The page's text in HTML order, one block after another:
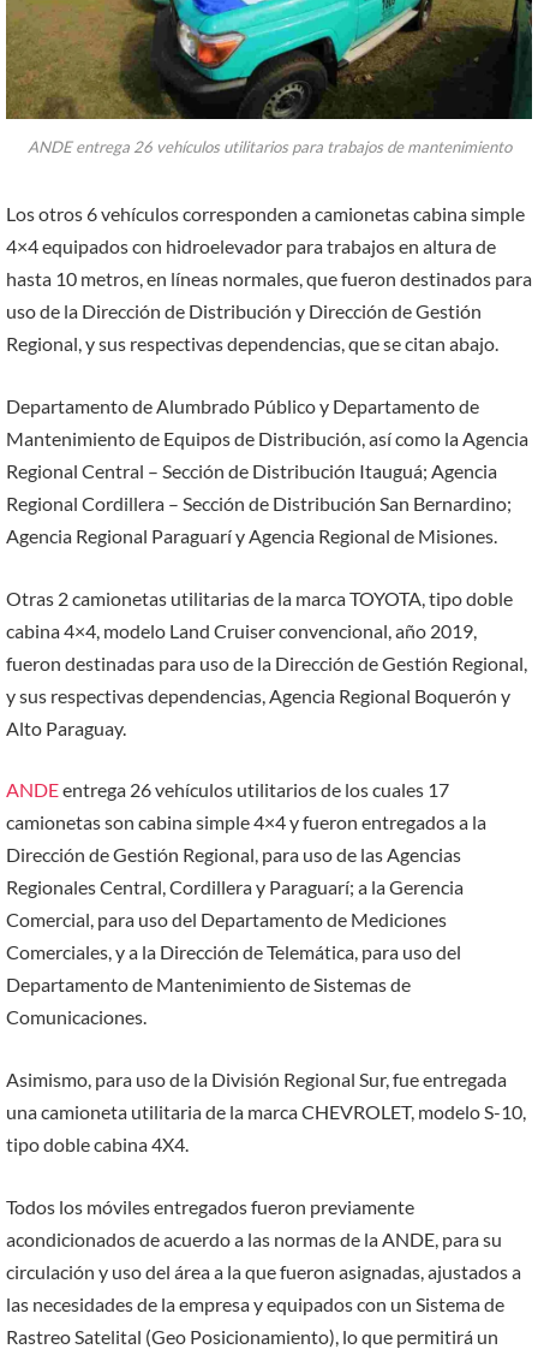
ANDE entrega 26 vehículos utilitarios para trabajos de mantenimiento
Los otros 6 vehículos corresponden a camionetas cabina simple
4×4 equipados con hidroelevador para trabajos en altura de
hasta 10 metros, en líneas normales, que fueron destinados para
uso de la Dirección de Distribución y Dirección de Gestión
Regional, y sus respectivas dependencias, que se citan abajo.
Departamento de Alumbrado Público y Departamento de
Mantenimiento de Equipos de Distribución, así como la Agencia
Regional Central – Sección de Distribución Itauguá; Agencia
Regional Cordillera – Sección de Distribución San Bernardino;
Agencia Regional Paraguarí y Agencia Regional de Misiones.
Otras 2 camionetas utilitarias de la marca TOYOTA, tipo doble
cabina 4×4, modelo Land Cruiser convencional, año 2019,
fueron destinadas para uso de la Dirección de Gestión Regional,
y sus respectivas dependencias, Agencia Regional Boquerón y
Alto Paraguay.
ANDEentrega 26 vehículos utilitarios de los cuales 17
camionetas son cabina simple 4×4 y fueron entregados a la
Dirección de Gestión Regional, para uso de las Agencias
Regionales Central, Cordillera y Paraguarí; a la Gerencia
Comercial, para uso del Departamento de Mediciones
Comerciales, y a la Dirección de Telemática, para uso del
Departamento de Mantenimiento de Sistemas de
Comunicaciones.
Asimismo, para uso de la División Regional Sur, fue entregada
una camioneta utilitaria de la marca CHEVROLET, modelo S-10,
tipo doble cabina 4X4.
Todos los móviles entregados fueron previamente
acondicionados de acuerdo a las normas de la ANDE, para su
circulación y uso del área a la que fueron asignadas, ajustados a
las necesidades de la empresa y equipados con un Sistema de
Rastreo Satelital (Geo Posicionamiento), lo que permitirá un